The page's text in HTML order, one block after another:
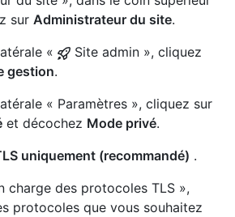
sur Administrateur du site.
«
Site admin », cliquez
gestion.
« Paramètres », cliquez sur
et décochez Mode privé.
uniquement (recommandé) .
charge des protocoles TLS »,
protocoles que vous souhaitez